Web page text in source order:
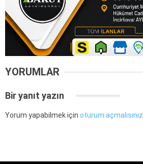
YORUMLAR
Bir yanıt yazın
Yorum yapabilmek için oturum açmalısınız